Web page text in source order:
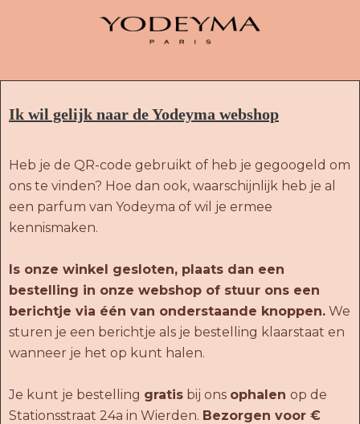
Ik wil gelijk naar de Yodeyma webshop
Heb je de QR-code gebruikt of heb je gegoogeld om
ons te vinden? Hoe dan ook, waarschijnlijk heb je al
een parfum van Yodeyma of wil je ermee
kennismaken.
Is onze winkel gesloten, plaats dan een
bestelling in onze webshop of stuur ons een
berichtje via één van onderstaande knoppen. We
sturen je een berichtje als je bestelling klaarstaat en
wanneer je het op kunt halen.
Je kunt je bestelling gratis bij ons ophalen op de
Stationsstraat 24a in Wierden. Bezorgen voor €